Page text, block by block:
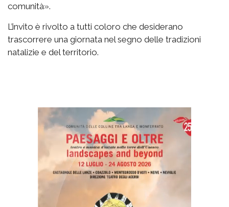
comunità».
L’invito è rivolto a tutti coloro che desiderano
trascorrere una giornata nel segno delle tradizioni
natalizie e del territorio.